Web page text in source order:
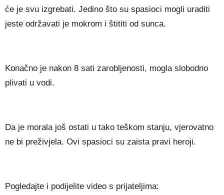
će je svu izgrebati. Jedino što su spasioci mogli uraditi
jeste održavati je mokrom i štititi od sunca.
Konačno je nakon 8 sati zarobljenosti, mogla slobodno
plivati u vodi.
Da je morala još ostati u tako teškom stanju, vjerovatno
ne bi preživjela. Ovi spasioci su zaista pravi heroji.
Pogledajte i podijelite video s prijateljima: